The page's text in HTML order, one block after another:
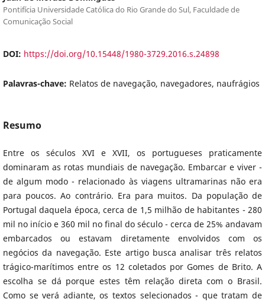
Pontifícia Universidade Católica do Rio Grande do Sul, Faculdade de
Comunicação Social
DOI: https://doi.org/10.15448/1980-3729.2016.s.24898
Palavras-chave: Relatos de navegação, navegadores, naufrágios
Resumo
Entre os séculos XVI e XVII, os portugueses praticamente
dominaram as rotas mundiais de navegação. Embarcar e viver -
de algum modo - relacionado às viagens ultramarinas não era
para poucos. Ao contrário. Era para muitos. Da população de
Portugal daquela época, cerca de 1,5 milhão de habitantes - 280
mil no início e 360 mil no final do século - cerca de 25% andavam
embarcados ou estavam diretamente envolvidos com os
negócios da navegação. Este artigo busca analisar três relatos
trágico-marítimos entre os 12 coletados por Gomes de Brito. A
escolha se dá porque estes têm relação direta com o Brasil.
Como se verá adiante, os textos selecionados - que tratam de